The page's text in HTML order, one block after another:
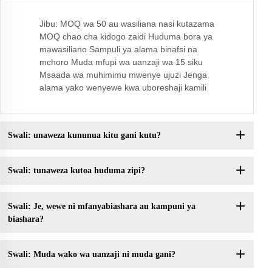
Jibu: MOQ wa 50 au wasiliana nasi kutazama
MOQ chao cha kidogo zaidi Huduma bora ya
mawasiliano Sampuli ya alama binafsi na
mchoro Muda mfupi wa uanzaji wa 15 siku
Msaada wa muhimimu mwenye ujuzi Jenga
alama yako wenyewe kwa uboreshaji kamili
Swali: unaweza kununua kitu gani kutu?
Swali: tunaweza kutoa huduma zipi?
Swali: Je, wewe ni mfanyabiashara au kampuni ya
biashara?
Swali: Muda wako wa uanzaji ni muda gani?